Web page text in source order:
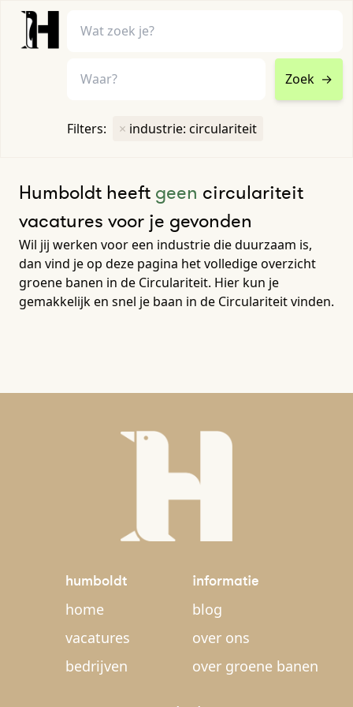
Zoek →
Filters: × industrie: circulariteit
Humboldt heeft geen circulariteit
vacatures voor je gevonden
Wil jij werken voor een industrie die duurzaam is,
dan vind je op deze pagina het volledige overzicht
groene banen in de Circulariteit. Hier kun je
gemakkelijk en snel je baan in de Circulariteit vinden.
humboldt
home
vacatures
bedrijven
informatie
blog
over ons
over groene banen